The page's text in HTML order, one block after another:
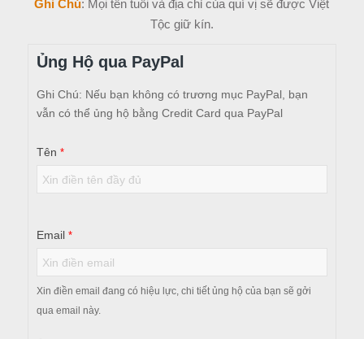
Ghi Chú: Mọi tên tuổi và địa chỉ của quí vị sẽ được Việt
Tộc giữ kín.
Ủng Hộ qua PayPal
Hỗ
Trợ
Biệt
19
Ghi Chú: Nếu bạn không có trương mục PayPal, bạn
vẫn có thể ủng hộ bằng Credit Card qua PayPal
Tên *
Email *
Xin điền email đang có hiệu lực, chi tiết ủng hộ của bạn sẽ gởi
qua email này.